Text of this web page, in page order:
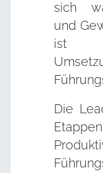
sich
und
ist
Die